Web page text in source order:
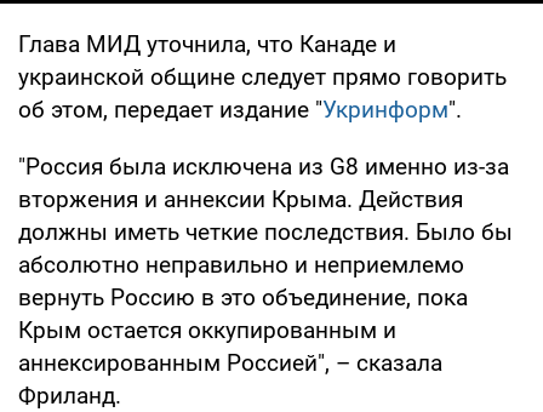
Глава МИД уточнила, что Канаде и
украинской общине следует прямо говорить
об этом, передает издание "Укринформ".
"Россия была исключена из G8 именно из-за
вторжения и аннексии Крыма. Действия
должны иметь четкие последствия. Было бы
абсолютно неправильно и неприемлемо
вернуть Россию в это объединение, пока
Крым остается оккупированным и
аннексированным Россией", – сказала
Фриланд.